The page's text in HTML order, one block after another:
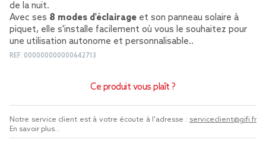
de la nuit.
Avec ses 8 modes d'éclairage et son panneau solaire à
piquet, elle s'installe facilement où vous le souhaitez pour
une utilisation autonome et personnalisable..
REF. 000000000000642713
Ce produit vous plaît ?
Notre service client est à votre écoute à l'adresse : serviceclient@gifi.fr
En savoir plus...